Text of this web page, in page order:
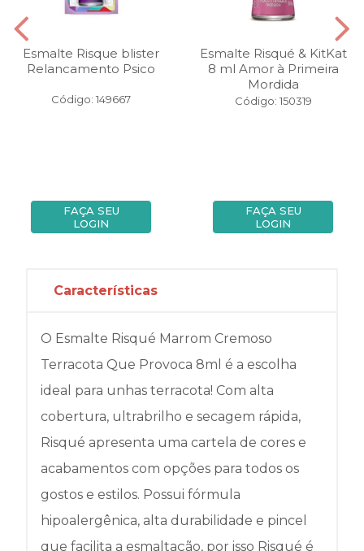
Esmalte Risque blister
Relancamento Psico
Código: 149667
FAÇA SEU
LOGIN
Esmalte Risqué & KitKat
8 ml Amor à Primeira
Mordida
Código: 150319
FAÇA SEU
LOGIN
Características
O Esmalte Risqué Marrom Cremoso
Terracota Que Provoca 8ml é a escolha
ideal para unhas terracota! Com alta
cobertura, ultrabrilho e secagem rápida,
Risqué apresenta uma cartela de cores e
acabamentos com opções para todos os
gostos e estilos. Possui fórmula
hipoalergênica, alta durabilidade e pincel
que facilita a esmaltação, por isso Risqué é